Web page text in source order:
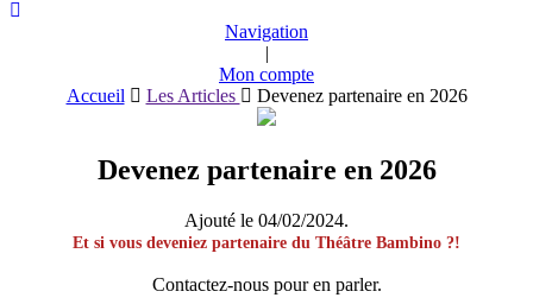
Navigation
|
Mon compte
Accueil
Les Articles Devenez partenaire en 2026
Devenez partenaire en 2026
Ajouté le 04/02/2024.
Et si vous deveniez partenaire du Théâtre Bambino ?!
Contactez-nous pour en parler.